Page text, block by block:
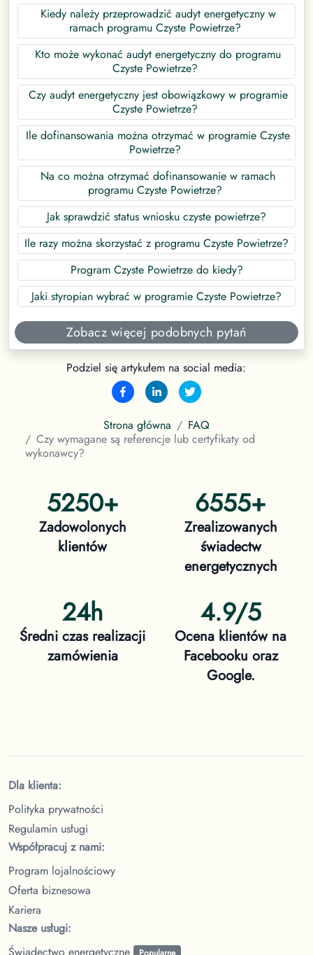
Kiedy należy przeprowadzić audyt energetyczny w
ramach programu Czyste Powietrze?
Kto może wykonać audyt energetyczny do programu
Czyste Powietrze?
Czy audyt energetyczny jest obowiązkowy w programie
Czyste Powietrze?
Ile dofinansowania można otrzymać w programie Czyste
Powietrze?
Na co można otrzymać dofinansowanie w ramach
programu Czyste Powietrze?
Jak sprawdzić status wniosku czyste powietrze?
Ile razy można skorzystać z programu Czyste Powietrze?
Program Czyste Powietrze do kiedy?
Jaki styropian wybrać w programie Czyste Powietrze?
Zobacz więcej podobnych pytań
Podziel się artykułem na social media:
Strona główna
FAQ
Czy wymagane są referencje lub certyfikaty od
wykonawcy?
5250+
Zadowolonych
klientów
6555+
Zrealizowanych
świadectw
energetycznych
24h
Średni czas realizacji
zamówienia
4.9/5
Ocena klientów na
Facebooku oraz
Google.
Dla klienta:
Polityka prywatności
Regulamin usługi
Współpracuj z nami:
Program lojalnościowy
Oferta biznesowa
Kariera
Nasze usługi:
Świadectwo energetyczne